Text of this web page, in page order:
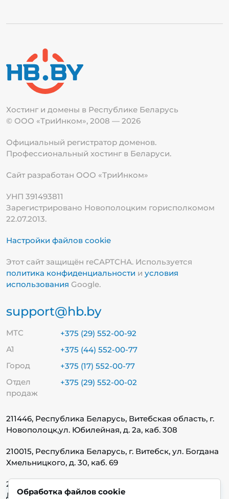
Хостинг и домены в Республике Беларусь
© ООО «ТриИнком», 2008 — 2026
Официальный регистратор доменов.
Профессиональный хостинг в Беларуси.
Сайт разработан ООО «ТриИнком»
УНП 391493811
Зарегистрировано Новополоцким горисполкомом
22.07.2013.
Настройки файлов cookie
Этот сайт защищён reCAPTCHA. Используется
политика конфиденциальности и условия
использования Google.
support@hb.by
МТС
+375 (29) 552-00-92
А1
+375 (44) 552-00-77
Город
+375 (17) 552-00-77
Отдел
продаж
+375 (29) 552-00-02
211446, Республика Беларусь, Витебская область, г.
Новополоцк,ул. Юбилейная, д. 2а, каб. 308
210015, Республика Беларусь, г. Витебск, ул. Богдана
Хмельницкого, д. 30, каб. 69
220140, Республика Беларусь, г. Минск, ул.
Домбровская, д. 9, каб. 13.1.1
Обработка файлов cookie